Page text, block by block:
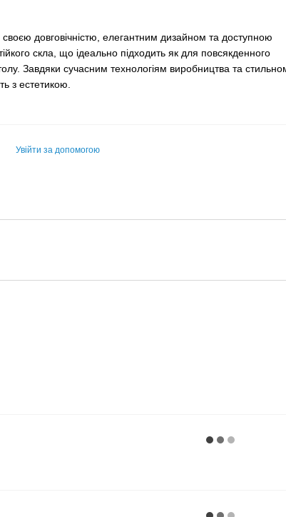
довговічністю, елегантним дизайном та доступною
скла, що ідеально підходить як для повсякденного
Завдяки сучасним технологіям виробництва та
з естетикою.
Увійти за допомогою